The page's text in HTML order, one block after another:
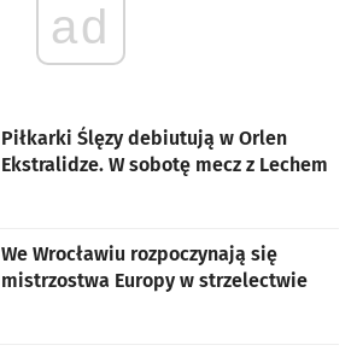
ad
Piłkarki Ślęzy debiutują w Orlen
Ekstralidze. W sobotę mecz z Lechem
We Wrocławiu rozpoczynają się
mistrzostwa Europy w strzelectwie